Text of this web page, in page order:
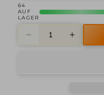
64
AUF
LAGER
Verringere
Erhöhe